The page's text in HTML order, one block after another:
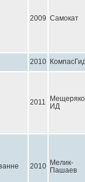
2009 Самокат
2010
2011
ИД
2010 Мелик-
Пашаев